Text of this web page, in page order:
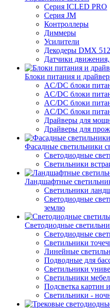
Серия ICLED PRO
Серия JM
Контроллеры
Диммеры
Усилители
Декодеры DMX 512
Датчики движения,
Блоки питания и
AC/DC блоки
AC/DC блоки
AC/DC блоки
AC/DC блоки
Драйверы для
Драйверы для
Фасадные светильники
Светодиодные
Светильники
Ландшафтные
Светильники
Светодиодные
землю
Светодиодные
Светодиодные
Светильники
Линейные
Подводные для
Светильники
Светильники
Подсветка картин
Светильники -